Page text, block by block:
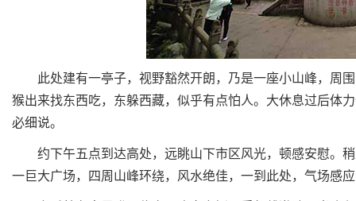
此处建有一亭子，视野豁然开朗，乃是一座小山峰，周围
猴出来找东西吃，东躲西藏，似乎有点怕人。大休息过后体
必细说。
约下午五点到达高处，远眺山下市区风光，顿感安慰。稍
一巨大广场，四周山峰环绕，风水绝佳，一到此处，气场感